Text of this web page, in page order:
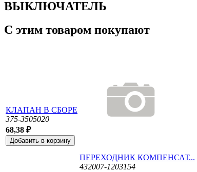
ВЫКЛЮЧАТЕЛЬ
С этим товаром покупают
КЛАПАН В СБОРЕ
375-3505020
68,38 ₽
ПЕРЕХОДНИК КОМПЕНСАТ...
432007-1203154